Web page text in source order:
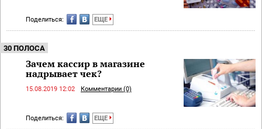
Поделиться: ЕЩЕ
30 ПОЛОСА
Зачем кассир в магазине
надрывает чек?
15.08.2019 12:02 Комментарии (0)
Поделиться: ЕЩЕ